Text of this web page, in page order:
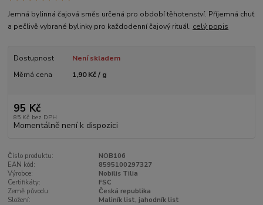
Jemná bylinná čajová směs určená pro období těhotenství. Příjemná chuť
a pečlivě vybrané bylinky pro každodenní čajový rituál. celý popis
Dostupnost
Není skladem
Měrná cena
1,90 Kč / g
95 Kč
85 Kč bez DPH
Momentálně není k dispozici
Číslo produktu:
NOB106
EAN kód:
8595100297327
Výrobce:
Nobilis Tilia
Certifikáty:
FSC
Země původu:
Česká republika
Složení:
Maliník list, jahodník list